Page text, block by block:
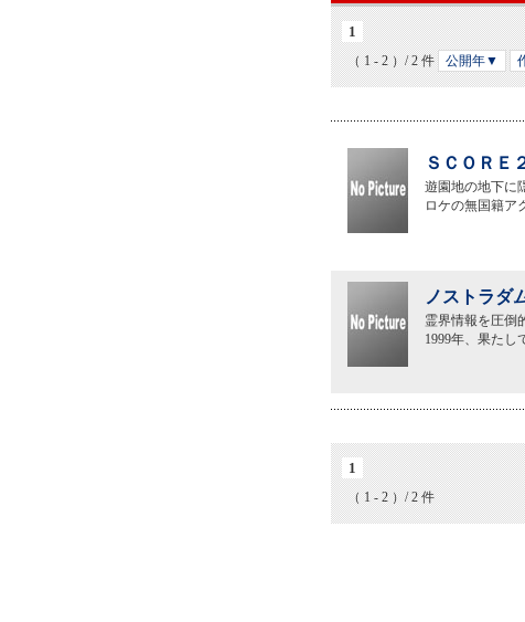
1
（ 1 - 2 ）/ 2 件 公開年▼
ＳＣＯＲＥ
遊園地の地下に
ロケの無国籍ア
ノストラダ
霊界情報を圧倒
1999年、果たし
1
（ 1 - 2 ）/ 2 件